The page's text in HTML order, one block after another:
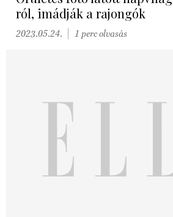
ról, imádják a rajongók
2023.05.24. 1 perc olvasás